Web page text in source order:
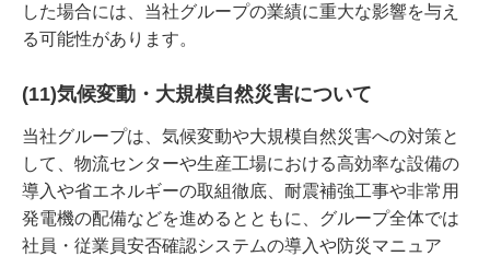
した場合には、当社グループの業績に重大な影響を与え
る可能性があります。
(11)気候変動・大規模自然災害について
当社グループは、気候変動や大規模自然災害への対策と
して、物流センターや生産工場における高効率な設備の
導入や省エネルギーの取組徹底、耐震補強工事や非常用
発電機の配備などを進めるとともに、グループ全体では
社員・従業員安否確認システムの導入や防災マニュア